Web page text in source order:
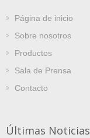
Página de inicio
Sobre nosotros
Productos
Sala de Prensa
Contacto
Últimas Noticias